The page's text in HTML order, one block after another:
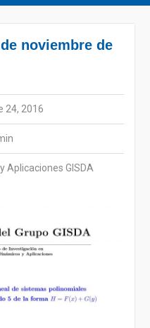
noviembre de
24, 2016
Aplicaciones GISDA